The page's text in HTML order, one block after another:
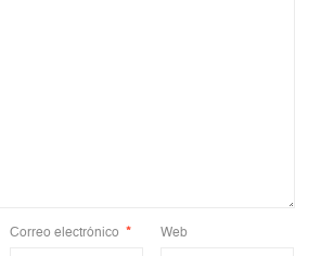
Correo electrónico * Web